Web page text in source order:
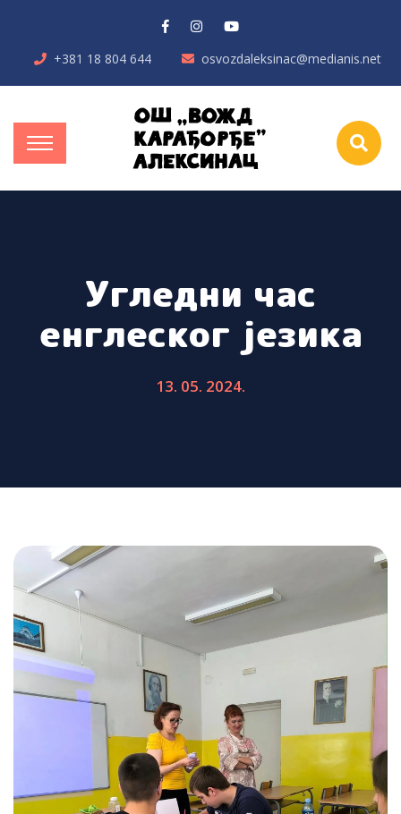
+381 18 804 644 osvozdaleksinac@medianis.net
Угледни час
енглеског језика
13. 05. 2024.